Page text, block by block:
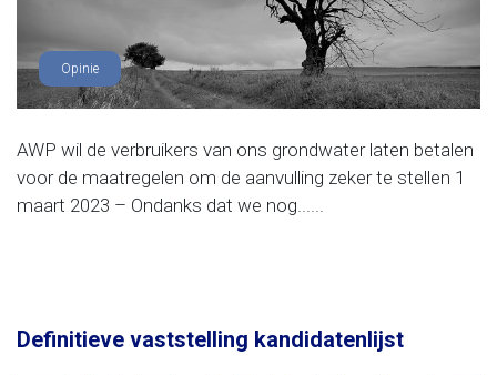
Opinie
AWP wil de verbruikers van ons grondwater laten betalen
voor de maatregelen om de aanvulling zeker te stellen 1
maart 2023 – Ondanks dat we nog......
Definitieve vaststelling kandidatenlijst